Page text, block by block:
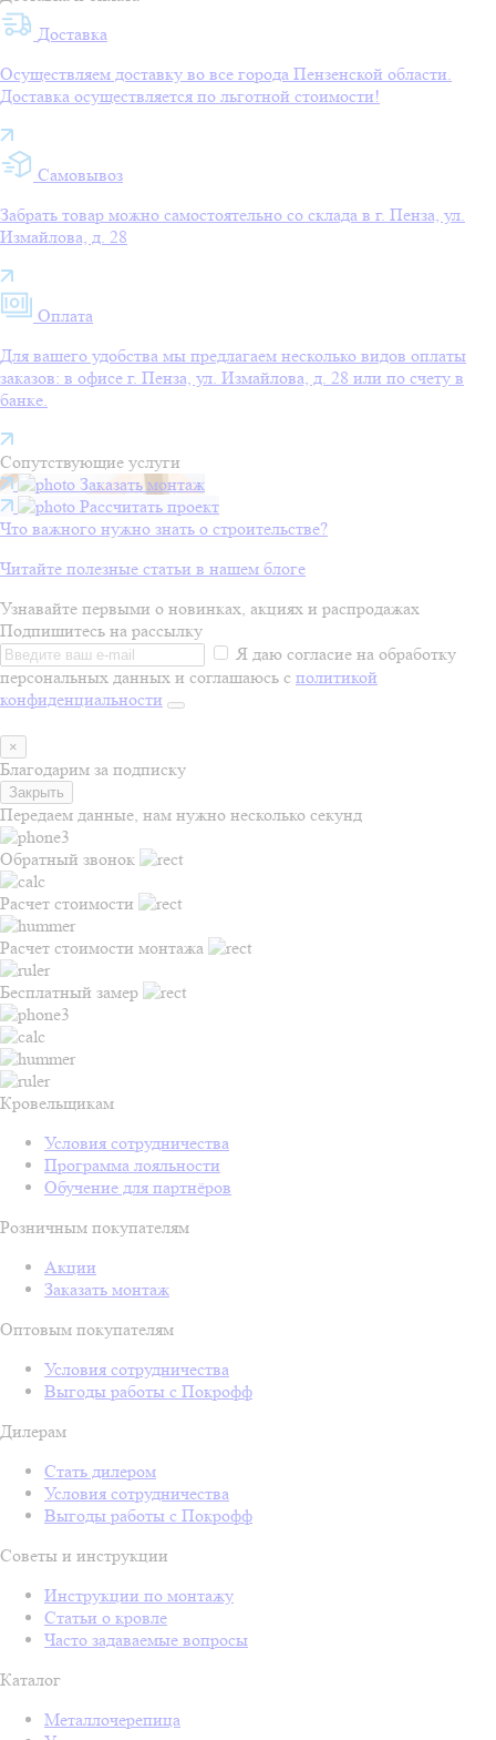
Доставка
Осуществляем доставку во все города Пензенской области.
Доставка осуществляется по льготной стоимости!
Самовывоз
Забрать товар можно самостоятельно со склада в г. Пенза, ул.
Измайлова, д. 28
Оплата
Для вашего удобства мы предлагаем несколько видов оплаты
заказов: в офисе г. Пенза, ул. Измайлова, д. 28 или по счету в
банке.
Сопутствующие услуги
Заказать монтаж
Рассчитать проект
Что важного нужно знать о строительстве?
Читайте полезные статьи в нашем блоге
Узнавайте первыми о новинках, акциях и распродажах
Подпишитесь на рассылку
Я даю согласие на обработку
персональных данных и соглашаюсь с политикой
конфиденциальности
×
Благодарим за подписку
Закрыть
Передаем данные, нам нужно несколько секунд
Обратный звонок
Расчет стоимости
Расчет стоимости монтажа
Бесплатный замер
Кровельщикам
Условия сотрудничества
Программа лояльности
Обучение для партнёров
Розничным покупателям
Акции
Заказать монтаж
Оптовым покупателям
Условия сотрудничества
Выгоды работы с Покрофф
Дилерам
Стать дилером
Условия сотрудничества
Выгоды работы с Покрофф
Советы и инструкции
Инструкции по монтажу
Статьи о кровле
Часто задаваемые вопросы
Каталог
Металлочерепица